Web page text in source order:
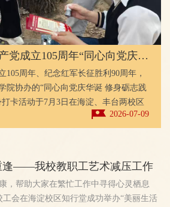
我校庆祝中国共产党成立105周年“同心向党庆华诞 修身砺志践...
105周年、纪念红军长征胜利90周年，
院协办的“同心向党庆华诞 修身砺志践
卡活动于7月3日在海淀、丰台两校区
知识学习与运动健身挑战有机结合，引
厚植爱国情怀、传承红色基因，取得了
此次活动。现场参与热情高涨，秩序
“绳采飞扬”，到第二处“毽舞青春”，再
2026-07-09
逢——我校教职工艺术减压工作
，帮助大家在繁忙工作中寻得心灵栖息
工会在海淀校区知行堂成功举办“美丽生活